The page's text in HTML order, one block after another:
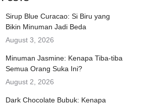
Sirup Blue Curacao: Si Biru yang
Bikin Minuman Jadi Beda
August 3, 2026
Minuman Jasmine: Kenapa Tiba-tiba
Semua Orang Suka Ini?
August 2, 2026
Dark Chocolate Bubuk: Kenapa